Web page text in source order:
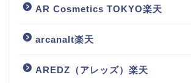
AR Cosmetics TOKYO楽天
arcanalt楽天
AREDZ（アレッズ）楽天